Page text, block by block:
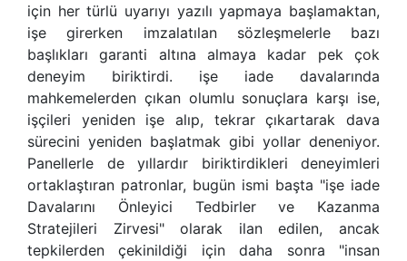
için her türlü uyarıyı yazılı yapmaya başlamaktan,
işe girerken imzalatılan sözleşmelerle bazı
başlıkları garanti altına almaya kadar pek çok
deneyim biriktirdi. işe iade davalarında
mahkemelerden çıkan olumlu sonuçlara karşı ise,
işçileri yeniden işe alıp, tekrar çıkartarak dava
sürecini yeniden başlatmak gibi yollar deneniyor.
Panellerle de yıllardır biriktirdikleri deneyimleri
ortaklaştıran patronlar, bugün ismi başta "işe iade
Davalarını Önleyici Tedbirler ve Kazanma
Stratejileri Zirvesi" olarak ilan edilen, ancak
tepkilerden çekinildiği için daha sonra "insan